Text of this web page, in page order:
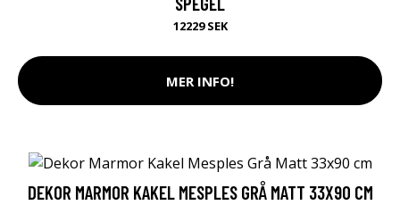
12229 SEK
MER INFO!
DEKOR MARMOR KAKEL MESPLES GRÅ MATT 33X90 CM